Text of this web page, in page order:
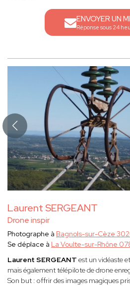
ENVOYER UN
Réponse sous 24
Laurent SERGEANT
Drone inspir
Photographe à Bagnols-sur-Cèze
Se déplace à La Voulte-sur-Rhône
Laurent SERGEANT est un vidéaste
mais également télépilote de drone
Son but : offrir des images magiques